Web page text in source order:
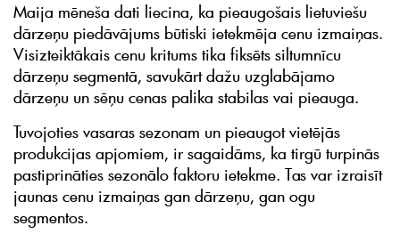
Maija mēneša dati liecina, ka pieaugošais lietuviešu
dārzeņu piedāvājums būtiski ietekmēja cenu izmaiņas.
Visizteiktākais cenu kritums tika fiksēts siltumnīcu
dārzeņu segmentā, savukārt dažu uzglabājamo
dārzeņu un sēņu cenas palika stabilas vai pieauga.
Tuvojoties vasaras sezonam un pieaugot vietējās
produkcijas apjomiem, ir sagaidāms, ka tirgū turpinās
pastiprināties sezonālo faktoru ietekme. Tas var izraisīt
jaunas cenu izmaiņas gan dārzeņu, gan ogu
segmentos.